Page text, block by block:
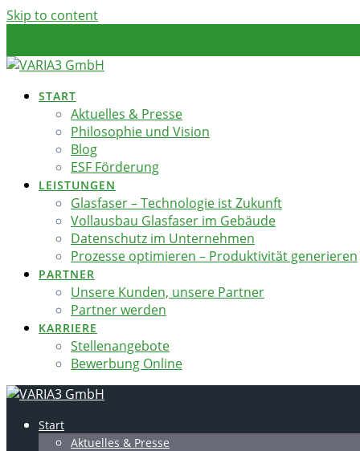
Skip to content
START
Aktuelles & Presse
Philosophie und Vision
Blog
ESF Förderung
LEISTUNGEN
Glasfaser – Technologie ist Zukunft
Vollausbau Glasfaser im Gebäude
Datenschutz im Unternehmen
Prozesse optimieren – Produktivität generieren
PARTNER
Unsere Kunden, unsere Partner
Partner werden
KARRIERE
Stellenangebote
Bewerbung Online
Start
Aktuelles & Presse